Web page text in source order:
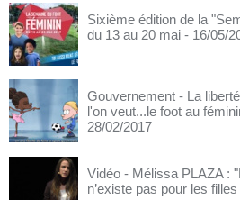
Sixième édition de la
du 13 au 20 mai - 16/05/
Gouvernement - La
l'on veut...le foot au
28/02/2017
Vidéo - Mélissa PLAZA :
n’existe pas pour les filles